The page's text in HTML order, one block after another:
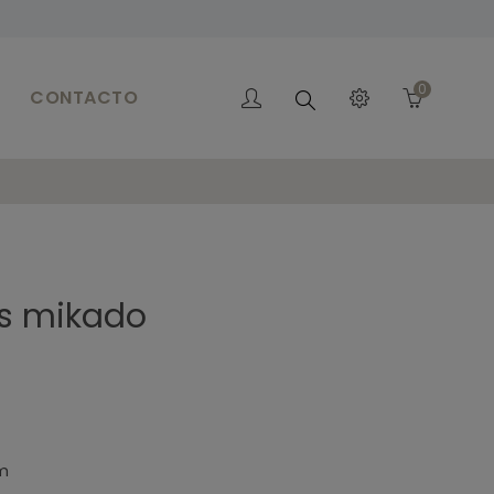
CONTACTO Buscar 0
mikado